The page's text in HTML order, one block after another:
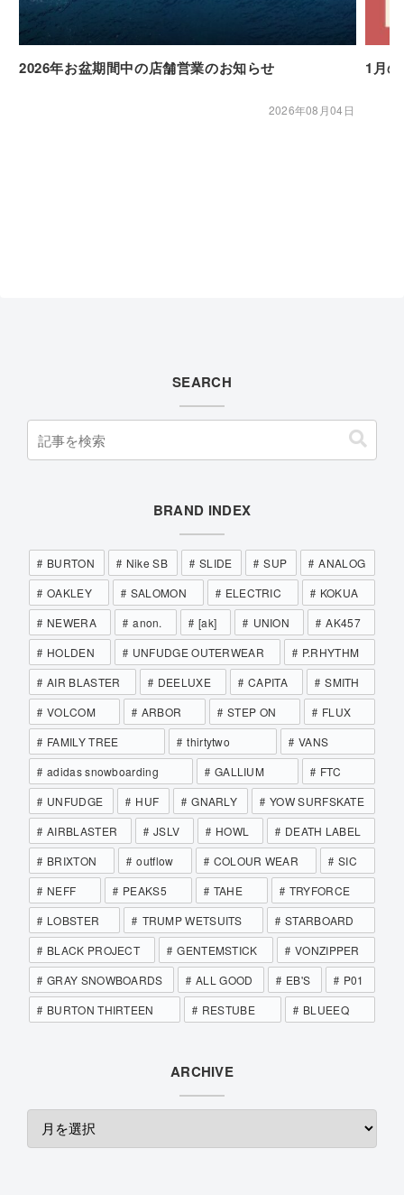
2026年お盆期間中の店舗営業のお知らせ
2026年08月04日
1月
SEARCH
BRAND INDEX
BURTON Nike SB SLIDE SUP
ANALOG
OAKLEY
SALOMON ELECTRIC
KOKUA
NEWERA
anon. [ak] UNION
AK457
HOLDEN
UNFUDGE OUTERWEAR
P.RHYTHM
AIR BLASTER
DEELUXE CAPITA
SMITH
VOLCOM
ARBOR STEP ON
FLUX
FAMILY TREE
thirtytwo
VANS
adidas snowboarding
GALLIUM
FTC
UNFUDGE
HUF GNARLY
YOW SURFSKATE
AIRBLASTER
JSLV HOWL
DEATH LABEL
BRIXTON
outflow COLOUR WEAR
SIC
NEFF
PEAKS5 TAHE
TRYFORCE
LOBSTER
TRUMP WETSUITS
STARBOARD
BLACK PROJECT
GENTEMSTICK
VONZIPPER
GRAY SNOWBOARDS
ALL GOOD EB'S
P01
BURTON THIRTEEN
RESTUBE BLUEEQ
ARCHIVE